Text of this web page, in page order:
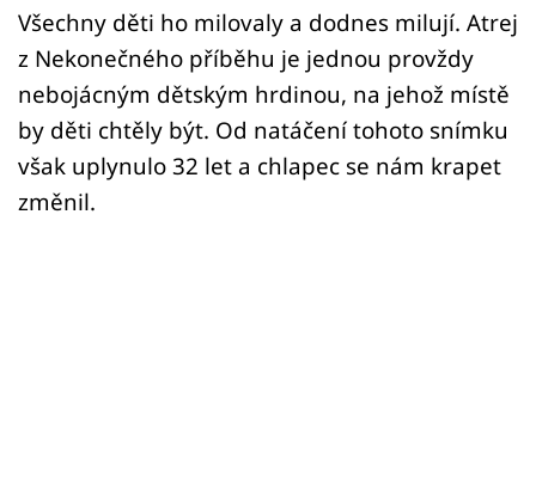
Sledujte nás
Všechny děti ho milovaly a dodnes milují. Atrej
z Nekonečného příběhu je jednou provždy
nebojácným dětským hrdinou, na jehož místě
by děti chtěly být. Od natáčení tohoto snímku
však uplynulo 32 let a chlapec se nám krapet
změnil.